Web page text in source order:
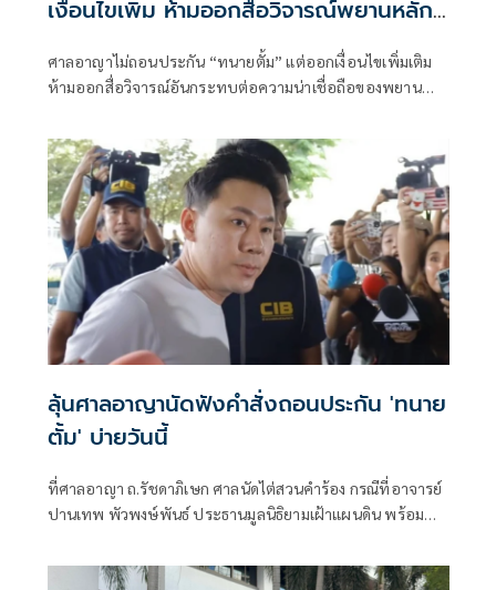
เงื่อนไขเพิ่ม ห้ามออกสื่อวิจารณ์พยานหลัก
ศาลอาญาไม่ถอนประกัน “ทนายตั้ม” แต่ออกเงื่อนไขเพิ่มเติม
ห้ามออกสื่อวิจารณ์อันกระทบต่อความน่าเชื่อถือของพยาน
ลุ้นศาลอาญานัดฟังคำสั่งถอนประกัน 'ทนาย
ตั้ม' บ่ายวันนี้
ที่ศาลอาญา ถ.รัชดาภิเษก ศาลนัดไต่สวนคำร้อง กรณีที่อาจารย์
ปานเทพ พัวพงษ์พันธ์ ประธานมูลนิธิยามเฝ้าแผนดิน พร้อม